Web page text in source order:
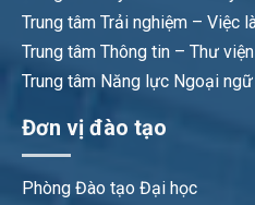
Trung tâm Trải nghiệm – Việc
Trung tâm Thông tin – Thư viện
Trung tâm Năng lực Ngoại ngữ
Đơn vị đào tạo
Phòng Đào tạo Đại học